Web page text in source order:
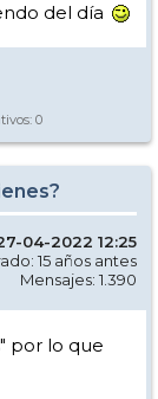
del día
0
04-2022 12:25
15 años antes
Mensajes: 1.390
por lo que